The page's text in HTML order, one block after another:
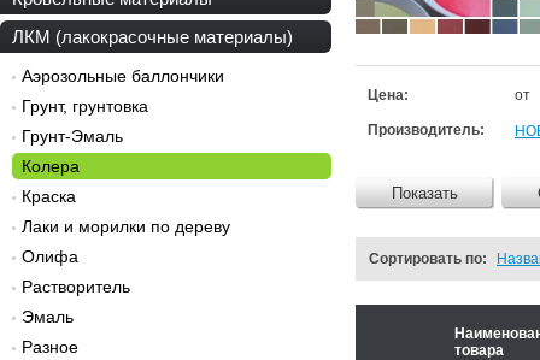
ЛКМ (лакокрасочные материалы)
Аэрозольные баллончики
Грунт, грунтовка
Грунт-Эмаль
Колера
Краска
Лаки и морилки по дереву
Олифа
Растворитель
Эмаль
Разное
Цена: от
Производитель:
Показать
Сортировать по:
товара